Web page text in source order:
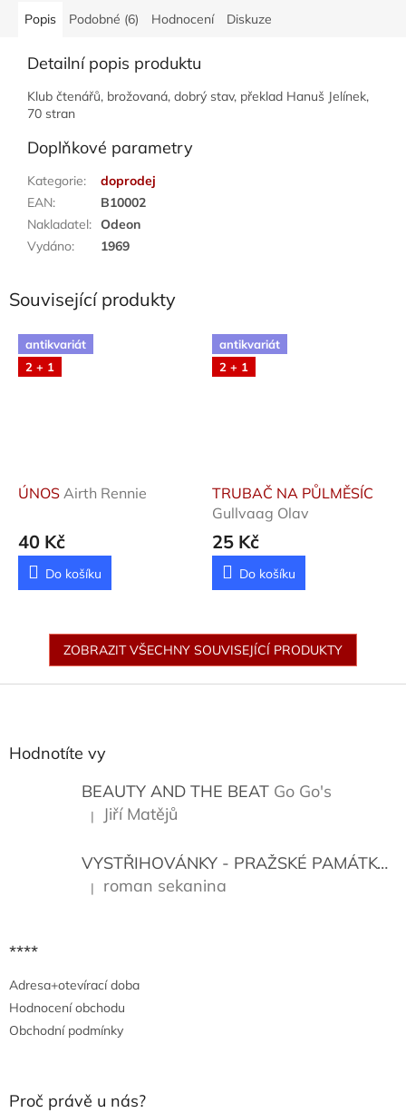
Popis Podobné (6) Hodnocení Diskuze
Detailní popis produktu
Klub čtenářů, brožovaná, dobrý stav, překlad Hanuš Jelínek,
70 stran
Doplňkové parametry
Kategorie:
doprodej
EAN:
B10002
Nakladatel: Odeon
Vydáno: 1969
Související produkty
antikvariát
2 + 1
ÚNOS Airth Rennie
40 Kč
Do košíku
antikvariát
2 + 1
TRUBAČ NA PŮLMĚSÍC
Gullvaag Olav
25 Kč
Do košíku
ZOBRAZIT VŠECHNY SOUVISEJÍCÍ PRODUKTY
Hodnotíte vy
BEAUTY AND THE BEAT Go Go's
Hodnocení produktu je 5 z 5 hvězdiček.
| Jiří Matějů
VYSTŘIHOVÁNKY - PRAŽSKÉ PAMÁTKY
Hodnocení produktu je 5 z 5 hvězdiček.
| roman sekanina
****
Adresa+otevírací doba
Hodnocení obchodu
Obchodní podmínky
Proč právě u nás?